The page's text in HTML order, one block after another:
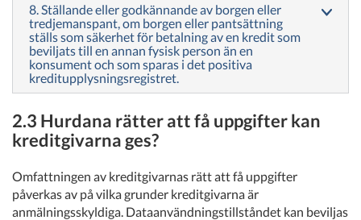
8. Ställande eller godkännande av borgen eller
tredjemanspant, om borgen eller pantsättning
ställs som säkerhet för betalning av en kredit som
beviljats till en annan fysisk person än en
konsument och som sparas i det positiva
kreditupplysningsregistret.
2.3 Hurdana rätter att få uppgifter kan
kreditgivarna ges?
Omfattningen av kreditgivarnas rätt att få uppgifter
påverkas av på vilka grunder kreditgivarna är
anmälningsskyldiga. Dataanvändningstillståndet kan beviljas